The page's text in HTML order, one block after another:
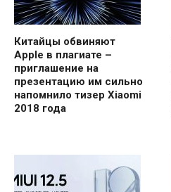
Китайцы обвиняют
Apple в плагиате –
приглашение на
презентацию им сильно
напомнило тизер Xiaomi
2018 года